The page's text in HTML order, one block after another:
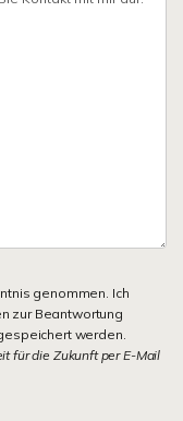
genommen. Ich
zur Beantwortung
werden.
für die Zukunft per E-Mail